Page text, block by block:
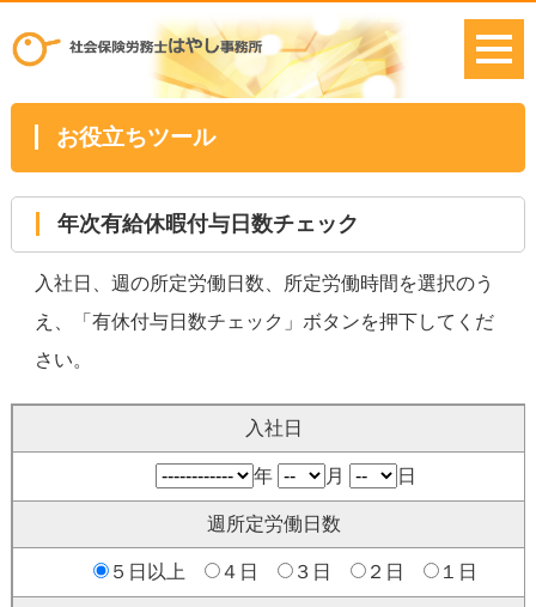
お役立ちツール
年次有給休暇付与日数チェック
入社日、週の所定労働日数、所定労働時間を選択のう
え、「有休付与日数チェック」ボタンを押下してくだ
さい。
入社日
年 月 日
週所定労働日数
５日以上 ４日 ３日 ２日 １日